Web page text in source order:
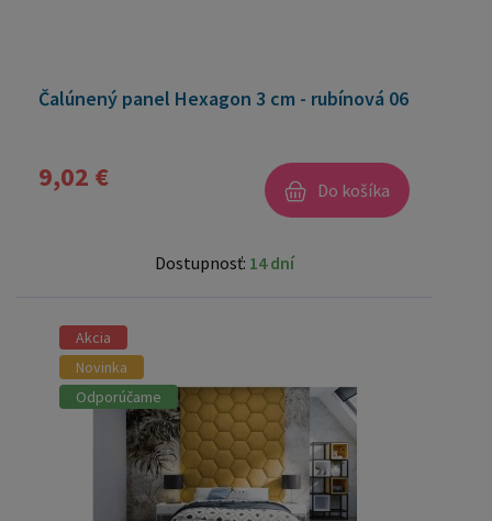
Čalúnený panel Hexagon 3 cm - rubínová 06
9,02 € Do košíka
Dostupnosť: 14 dní
Akcia
Novinka
Odporúčame